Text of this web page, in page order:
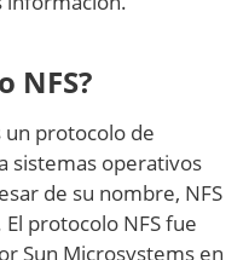
NFS?
un protocolo de
sistemas operativos
de su nombre, NFS
protocolo NFS fue
Sun Microsystems en